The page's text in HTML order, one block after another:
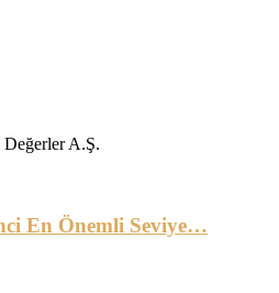
A.Ş.
En Önemli Seviye…